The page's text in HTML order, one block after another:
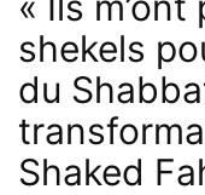
shekels
du
Shaked